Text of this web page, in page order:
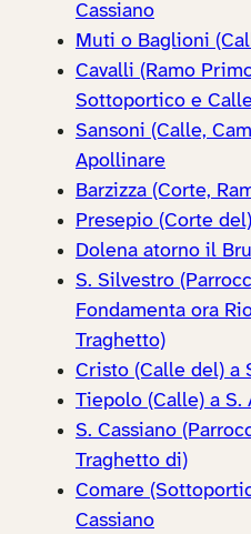
Cassiano
Muti o Baglioni
Cavalli (Ramo
Sottoportico e
Sansoni (Calle,
Apollinare
Barzizza (Corte,
Presepio (Corte
Dolena atorno il
S. Silvestro
Fondamenta ora
Traghetto)
Cristo (Calle del) a
Tiepolo (Calle) a S.
S. Cassiano
Traghetto di)
Comare
Cassiano